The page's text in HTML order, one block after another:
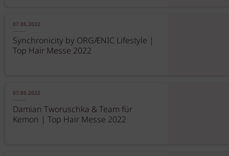
07.05.2022
Synchronicity by ORGÆNIC Lifestyle |
Top Hair Messe 2022
07.05.2022
Damian Tworuschka & Team für
Kemon | Top Hair Messe 2022